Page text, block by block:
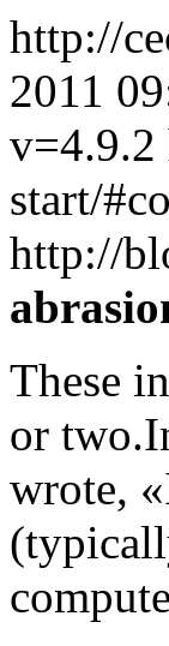
http://
2011
v=4.9.2
start/
http://
These
or
wrote,